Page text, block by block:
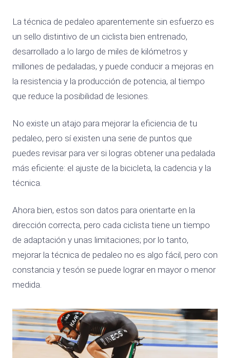
La técnica de pedaleo aparentemente sin esfuerzo es
un sello distintivo de un ciclista bien entrenado,
desarrollado a lo largo de miles de kilómetros y
millones de pedaladas, y puede conducir a mejoras en
la resistencia y la producción de potencia, al tiempo
que reduce la posibilidad de lesiones.
No existe un atajo para mejorar la eficiencia de tu
pedaleo, pero sí existen una serie de puntos que
puedes revisar para ver si logras obtener una pedalada
más eficiente: el ajuste de la bicicleta, la cadencia y la
técnica.
Ahora bien, estos son datos para orientarte en la
dirección correcta, pero cada ciclista tiene un tiempo
de adaptación y unas limitaciones; por lo tanto,
mejorar la técnica de pedaleo no es algo fácil, pero con
constancia y tesón se puede lograr en mayor o menor
medida.